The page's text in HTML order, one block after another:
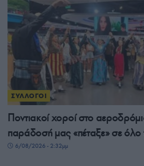
ΣΥΛΛΟΓΟΙ
Ποντιακοί χοροί στο
παράδοσή μας «πέταξε» σε
6/08/2026 - 2:32μμ